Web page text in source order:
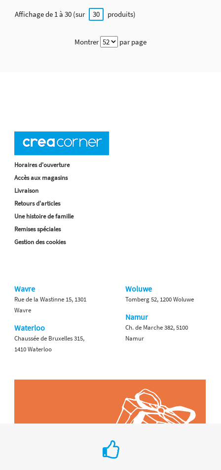
Affichage de 1 à 30 (sur 30 produits)
Montrer par page
Horaires d'ouverture
Accès aux magasins
Livraison
Retours d'articles
Une histoire de famille
Remises spéciales
Gestion des cookies
Wavre
Rue de la Wastinne 15, 1301
Wavre
Waterloo
Chaussée de Bruxelles 315,
1410 Waterloo
Woluwe
Tomberg 52, 1200 Woluwe
Namur
Ch. de Marche 382, 5100
Namur